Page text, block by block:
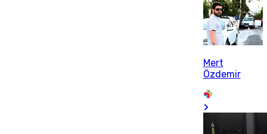
Mert
Özdemir